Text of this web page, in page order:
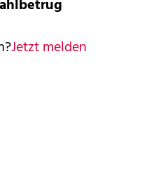
Jetzt melden